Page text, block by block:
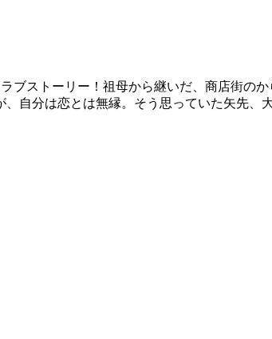
ストーリー！祖母から継いだ、商店街の
自分は恋とは無縁。そう思っていた矢先、